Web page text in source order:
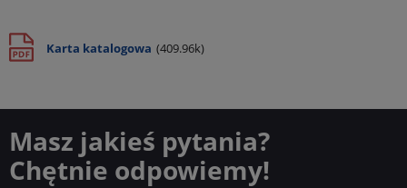
Karta katalogowa (409.96k)
Masz jakieś pytania?
Chętnie odpowiemy!